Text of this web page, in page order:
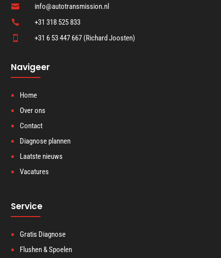
 info@autotransmission.nl
 +31 318 525 833
 +31 6 53 447 667 (Richard Joosten)
Navigeer
Home
Over ons
Contact
Diagnose plannen
Laatste nieuws
Vacatures
Service
Gratis Diagnose
Flushen & Spoelen